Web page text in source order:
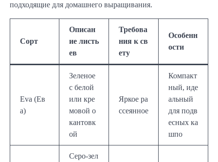
подходящие для домашнего выращивания.
Сорт
Описан
ие листь
ев
Требова
ния к св
ету
Особенн
ости
Eva (Ев
а)
Зеленое
с белой
или кре
мовой о
кантовк
ой
Яркое ра
ссеянное
Компакт
ный, иде
альный
для подв
есных ка
шпо
Серо-зел